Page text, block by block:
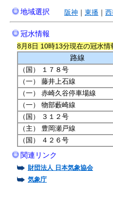
地域選択 阪神 ｜ 東播 ｜
冠水情報
8月8日 10時13分現在の冠水情
路線
（国） １７８号
（一） 藤井上石線
（一） 赤崎久谷停車場線
（一） 物部藪崎線
（国） ３１２号
（主） 豊岡瀬戸線
（国） ４２６号
関連リンク
財団法人 日本気象協会
気象庁